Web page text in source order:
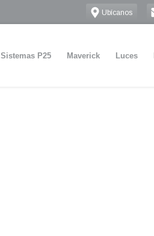
Ubícanos
Sistemas P25 Maverick Luces